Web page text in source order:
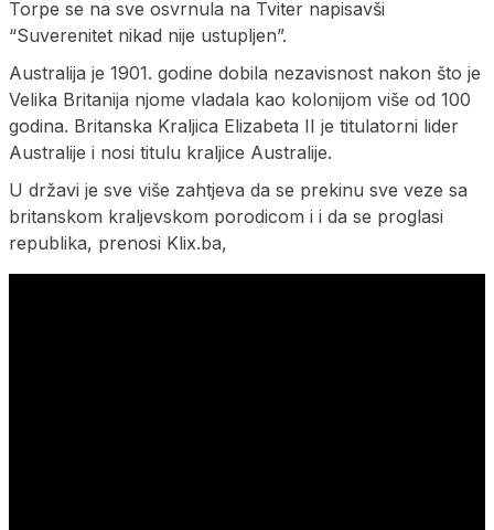
Torpe se na sve osvrnula na Tviter napisavši
“Suverenitet nikad nije ustupljen”.
Australija je 1901. godine dobila nezavisnost nakon što je
Velika Britanija njome vladala kao kolonijom više od 100
godina. Britanska Kraljica Elizabeta II je titulatorni lider
Australije i nosi titulu kraljice Australije.
U državi je sve više zahtjeva da se prekinu sve veze sa
britanskom kraljevskom porodicom i i da se proglasi
republika, prenosi Klix.ba,